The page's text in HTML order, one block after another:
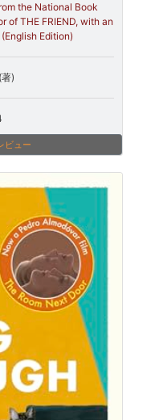
the National Book
of THE FRIEND, with an
Edition)
)
ビュー